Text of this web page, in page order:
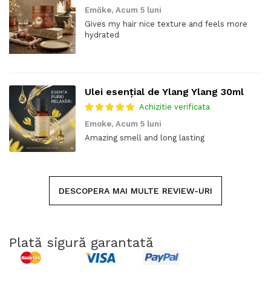
Emőke, Acum 5 luni
Gives my hair nice texture and feels more
hydrated
Ulei esențial de Ylang Ylang 30ml
Achizitie verificata
Emoke, Acum 5 luni
Amazing smell and long lasting
DESCOPERA MAI MULTE REVIEW-URI
Plată sigură garantată